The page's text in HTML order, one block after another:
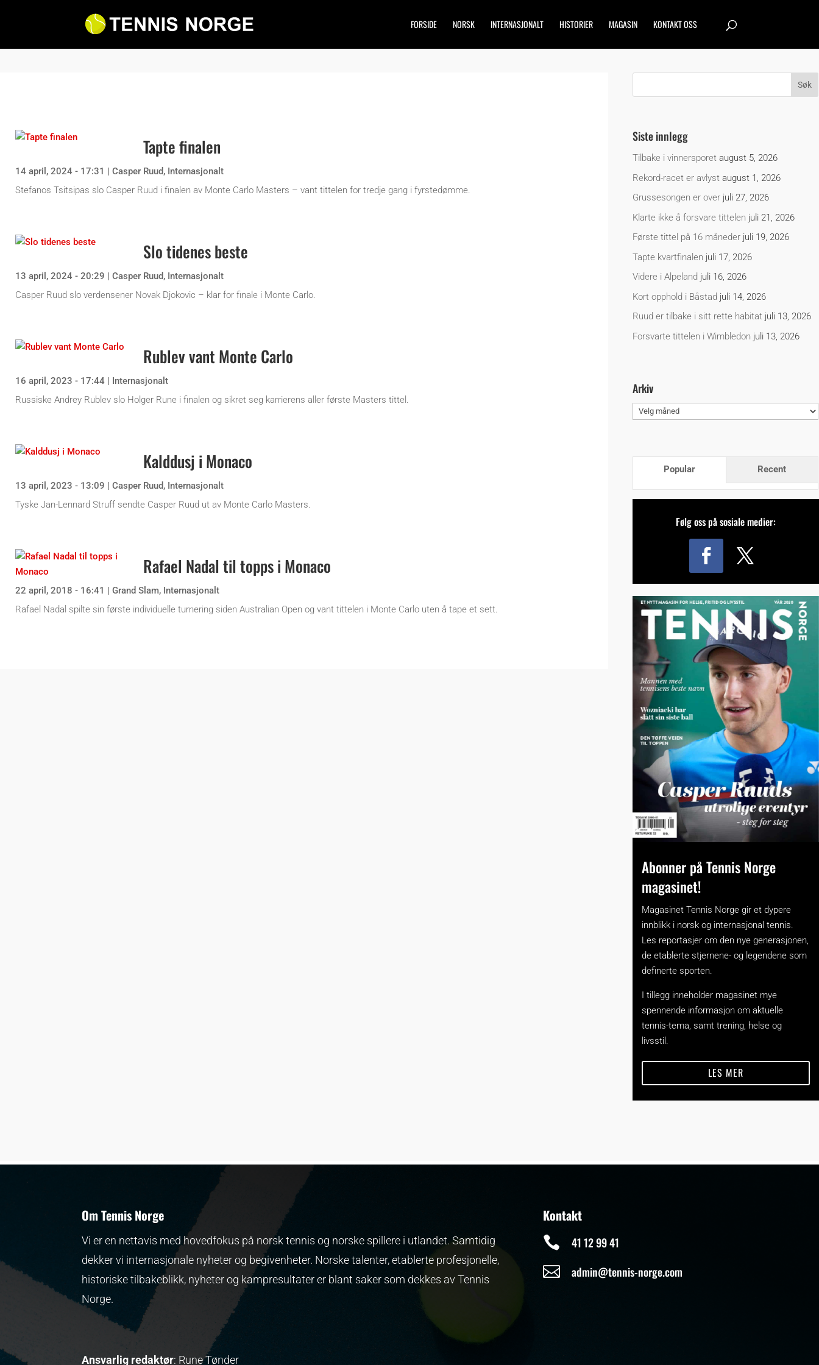
FORSIDE NORSK INTERNASJONALT HISTORIER MAGASIN KONTAKT OSS
Tapte finalen
14 april, 2024 - 17:31 Casper Ruud, Internasjonalt
Stefanos Tsitsipas slo Casper Ruud i finalen av Monte Carlo Masters – vant tittelen for tredje gang i fyrstedømme.
Slo tidenes beste
13 april, 2024 - 20:29 Casper Ruud, Internasjonalt
Casper Ruud slo verdensener Novak Djokovic – klar for finale i Monte Carlo.
Rublev vant Monte Carlo
16 april, 2023 - 17:44
Internasjonalt
Russiske Andrey Rublev slo Holger Rune i finalen og sikret seg karrierens aller første Masters tittel.
Kalddusj i Monaco
13 april, 2023 - 13:09 Casper Ruud, Internasjonalt
Tyske Jan-Lennard Struff sendte Casper Ruud ut av Monte Carlo Masters.
Rafael Nadal til topps i Monaco
22 april, 2018 - 16:41 Grand Slam, Internasjonalt
Rafael Nadal spilte sin første individuelle turnering siden Australian Open og vant tittelen i Monte Carlo uten å tape et sett.
Siste innlegg
Tilbake i vinnersporet august 5, 2026
Rekord-racet er avlyst august 1, 2026
Grussesongen er over juli 27, 2026
Klarte ikke å forsvare tittelen juli 21, 2026
Første tittel på 16 måneder juli 19, 2026
Tapte kvartfinalen juli 17, 2026
Videre i Alpeland juli 16, 2026
Kort opphold i Båstad juli 14, 2026
Ruud er tilbake i sitt rette habitat juli 13, 2026
Forsvarte tittelen i Wimbledon juli 13, 2026
Arkiv
Arkiv
Popular Recent
Følg oss på sosiale medier:
Abonner på Tennis Norge
magasinet!
Magasinet Tennis Norge gir et dypere
innblikk i norsk og internasjonal tennis.
Les reportasjer om den nye generasjonen,
de etablerte stjernene- og legendene som
definerte sporten.
I tillegg inneholder magasinet mye
spennende informasjon om aktuelle
tennis-tema, samt trening, helse og
livsstil.
LES MER
Om Tennis Norge
Vi er en nettavis med hovedfokus på norsk tennis og norske spillere i utlandet. Samtidig
dekker vi internasjonale nyheter og begivenheter. Norske talenter, etablerte profesjonelle,
historiske tilbakeblikk, nyheter og kampresultater er blant saker som dekkes av Tennis
Norge.
Ansvarlig redaktør: Rune Tønder
Kontakt
 41 12 99 41
 admin@tennis-norge.com